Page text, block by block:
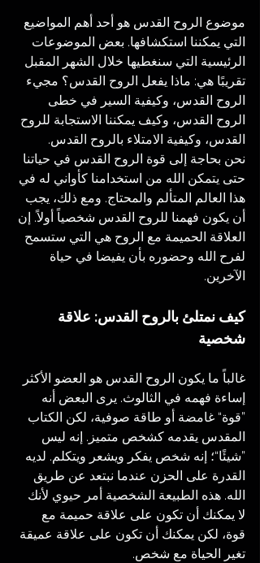
موضوع الروح القدس هو أحد أهم المواضيع
التي يمكننا استكشافها. بعض الموضوعات
الرئيسية التي سنغطيها خلال الشهر المقبل
تقريبًا هي: ماذا يفعل الروح القدس؟ مجيء
الروح القدس، وكيفية السير في خطى
الروح القدس، وكيف يمكننا الاستجابة للروح
القدس، وكيفية الامتلاء بالروح القدس.
نحن بحاجة إلى قوة الروح القدس في حياتنا
حتى يتمكن الله من استخدامنا كأواني له في
هذا العالم المتألم والمحتاج. ومع ذلك، يجب
أن يكون فهمنا للروح القدس شخصياً أولاً. إن
العلاقة الحميمة مع الروح هي التي ستسمح
لفرح الله وحضوره بأن يفيضا في حياة
الآخرين.
كيف نمتلئ بالروح القدس: علاقة
شخصية
غالباً ما يكون الروح القدس هو العضو الأكثر
إساءة فهمه في الثالوث. يرى البعض أنه
”قوة“ غامضة أو طاقة صوفية، لكن الكتاب
المقدس يقدمه كشخص متميز. إنه ليس
”شيئًا“؛ إنه شخص يفكر ويشعر ويتكلم. لديه
القدرة على الحزن عندما نبتعد عن طريق
الله. هذه الطبيعة الشخصية أمر حيوي لأنك
لا يمكنك أن تكون على علاقة حميمة مع
قوة، لكن يمكنك أن تكون على علاقة عميقة
تغير الحياة مع شخص.